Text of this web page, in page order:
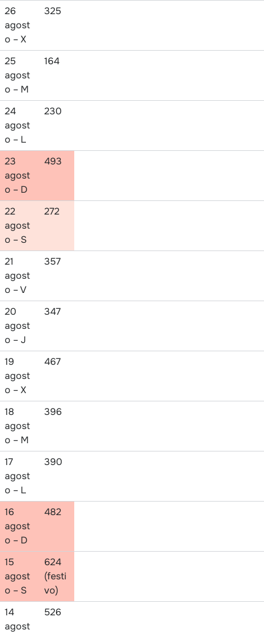
26
agost
o – X
325
25
agost
o – M
164
24
agost
o – L
230
23
agost
o – D
493
22
agost
o – S
272
21
agost
o – V
357
20
agost
o – J
347
19
agost
o – X
467
18
agost
o – M
396
17
agost
o – L
390
16
agost
o – D
482
15
agost
o – S
624
(festi
vo)
14
agost
526